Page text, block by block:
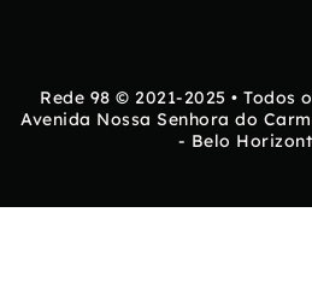
Rede 98 © 2021-2025 • Todos
Avenida Nossa Senhora do
- Belo